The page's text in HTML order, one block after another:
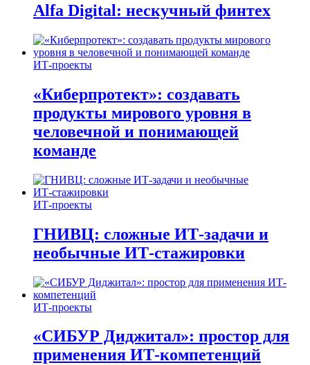
Alfa Digital: нескучный финтех
ИТ-проекты
«Киберпротект»: создавать
продукты мирового уровня в
человечной и понимающей
команде
ИТ-проекты
ГНИВЦ: сложные ИТ‑задачи и
необычные ИТ‑стажировки
ИТ-проекты
«СИБУР Диджитал»: простор для
применения ИТ-компетенций